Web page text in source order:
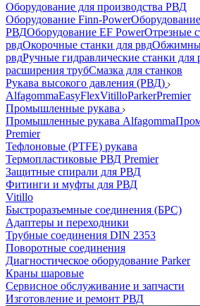
Оборудование для производства РВД
Оборудование Finn-Power
РВДОборудование EF PowerОтрезные
рвдОкорочные станки для рвд
рвдРучные гидравлические станки для
расширения трубСмазка для станков
Рукава высокого давления (РВД)
AlfagommaEasyFlexVitilloParkerPremier
Промышленные рукава
Промышленные рукава Alfagomma
Premier
Тефлоновые (PTFE) рукава
Термопластиковые РВД Premier
Защитные спирали для РВД
Фитинги и муфты для РВД
Vitillo
Быстроразъемные соединения (БРС)
Адаптеры и переходники
Трубные соединения DIN 2353
Поворотные соединения
Диагностическое оборудование Parker
Краны шаровые
Сервисное обслуживание и запчасти
Изготовление и ремонт РВД